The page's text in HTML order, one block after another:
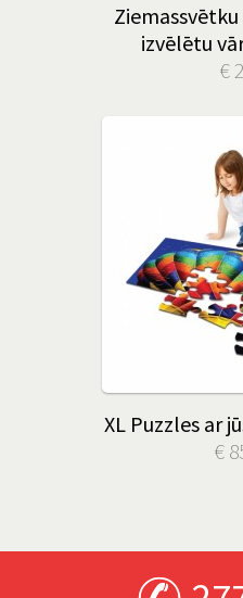
izvēlētu
€
XL Puzzles ar
€